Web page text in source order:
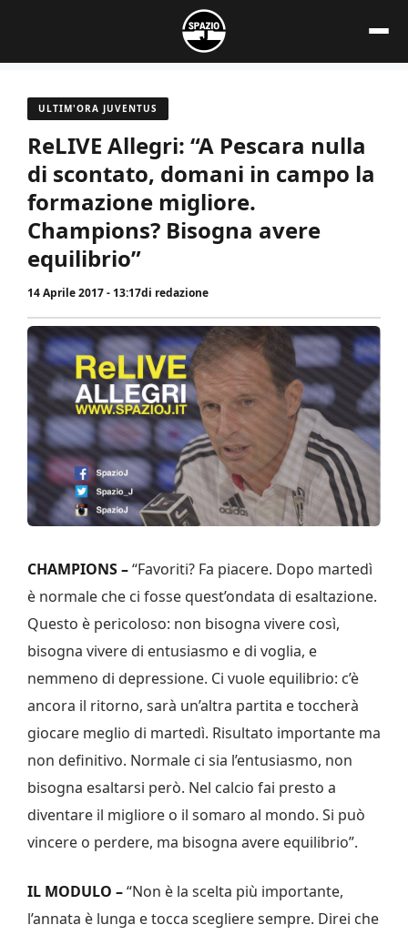
contenuto
ULTIM'ORA JUVENTUS
ReLIVE Allegri: “A Pescara nulla
di scontato, domani in campo la
formazione migliore.
Champions? Bisogna avere
equilibrio”
14 Aprile 2017 - 13:17di redazione
CHAMPIONS –“Favoriti? Fa piacere. Dopo martedì
è normale che ci fosse quest’ondata di esaltazione.
Questo è pericoloso: non bisogna vivere così,
bisogna vivere di entusiasmo e di voglia, e
nemmeno di depressione. Ci vuole equilibrio: c’è
ancora il ritorno, sarà un’altra partita e toccherà
giocare meglio di martedì. Risultato importante ma
non definitivo. Normale ci sia l’entusiasmo, non
bisogna esaltarsi però. Nel calcio fai presto a
diventare il migliore o il somaro al mondo. Si può
vincere o perdere, ma bisogna avere equilibrio”.
IL MODULO –“Non è la scelta più importante,
l’annata è lunga e tocca scegliere sempre. Direi che